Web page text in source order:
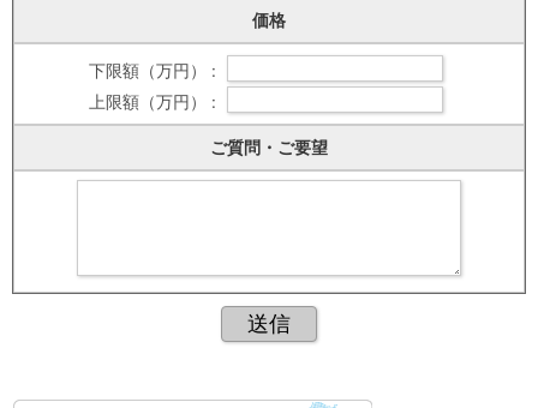
価格
下限額（万円） :
上限額（万円） :
ご質問・ご要望